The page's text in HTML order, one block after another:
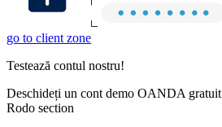
go to client zone
Testează contul nostru!
Deschideți un cont demo OANDA gratuit
Rodo section